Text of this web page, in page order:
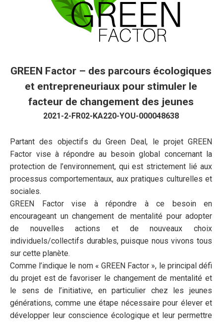
GREEN Factor – des parcours écologiques
et entrepreneuriaux pour stimuler le
facteur de changement des jeunes
2021-2-FR02-KA220-YOU-000048638
Partant des objectifs du Green Deal, le projet GREEN
Factor vise à répondre au besoin global concernant la
protection de l’environnement, qui est strictement lié aux
processus comportementaux, aux pratiques culturelles et
sociales.
GREEN Factor vise à répondre à ce besoin en
encourageant un changement de mentalité pour adopter
de nouvelles actions et de nouveaux choix
individuels/collectifs durables, puisque nous vivons tous
sur cette planète.
Comme l’indique le nom « GREEN Factor », le principal défi
du projet est de favoriser le changement de mentalité et
le sens de l’initiative, en particulier chez les jeunes
générations, comme une étape nécessaire pour élever et
développer leur conscience écologique et leur permettre